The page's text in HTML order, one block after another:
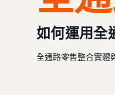
如何運用全
全通路零售整合實體